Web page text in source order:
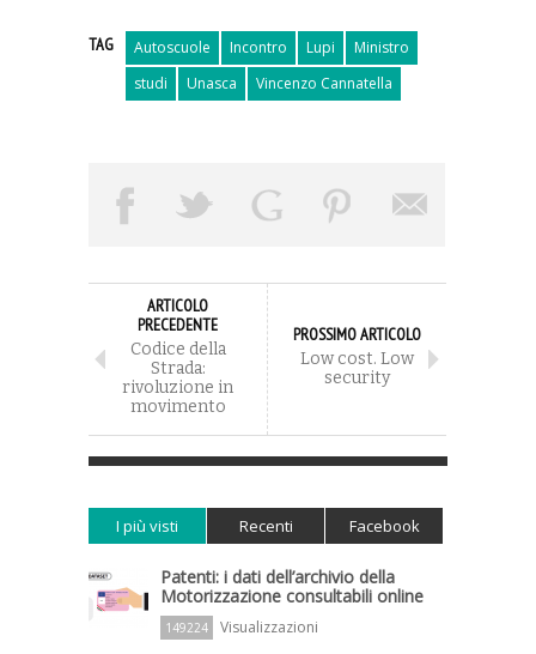
TAG Autoscuole Incontro Lupi
Ministro
studi
Unasca Vincenzo Cannatella
ARTICOLO
PRECEDENTE
Codice della
Strada:
rivoluzione in
movimento
PROSSIMO ARTICOLO
Low cost. Low
security
I più visti Recenti Facebook
Patenti: i dati dell’archivio della
Motorizzazione consultabili online
149224 Visualizzazioni